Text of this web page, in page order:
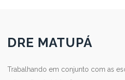
DRE MATUPÁ
Trabalhando em conjunto com as